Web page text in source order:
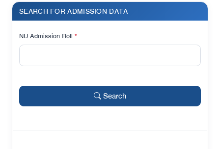
SEARCH FOR ADMISSION DATA
NU Admission Roll *
Search